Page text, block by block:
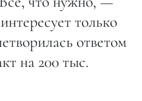
только
ответом
на 200 тыс.